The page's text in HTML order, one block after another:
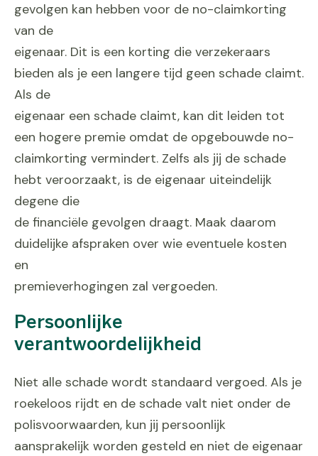
gevolgen kan hebben voor de no-claimkorting
van de
eigenaar. Dit is een korting die verzekeraars
bieden als je een langere tijd geen schade claimt.
Als de
eigenaar een schade claimt, kan dit leiden tot
een hogere premie omdat de opgebouwde no-
claimkorting vermindert. Zelfs als jij de schade
hebt veroorzaakt, is de eigenaar uiteindelijk
degene die
de financiële gevolgen draagt. Maak daarom
duidelijke afspraken over wie eventuele kosten
en
premieverhogingen zal vergoeden.
Persoonlijke
verantwoordelijkheid
Niet alle schade wordt standaard vergoed. Als je
roekeloos rijdt en de schade valt niet onder de
polisvoorwaarden, kun jij persoonlijk
aansprakelijk worden gesteld en niet de eigenaar